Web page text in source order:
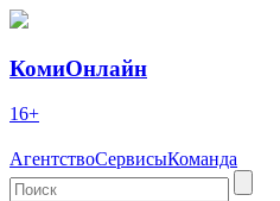
КомиОнлайн
16+
АгентствоСервисыКоманда